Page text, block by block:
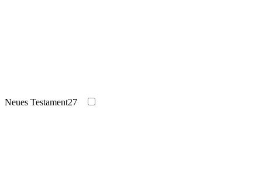
Neues Testament27